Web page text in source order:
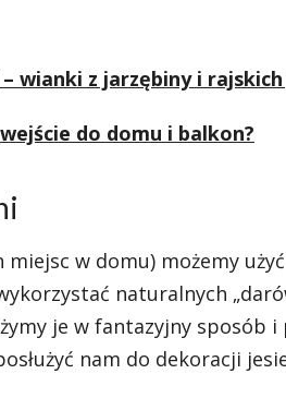
wianki z jarzębiny i rajskich
do domu i balkon?
w domu) możemy
naturalnych
je w fantazyjny sposób i
nam do dekoracji